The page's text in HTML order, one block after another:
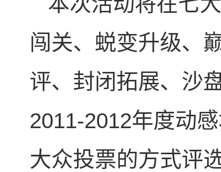
闯关、蜕变升级、
评、封闭拓展、沙
2011-2012年度动
大众投票的方式评